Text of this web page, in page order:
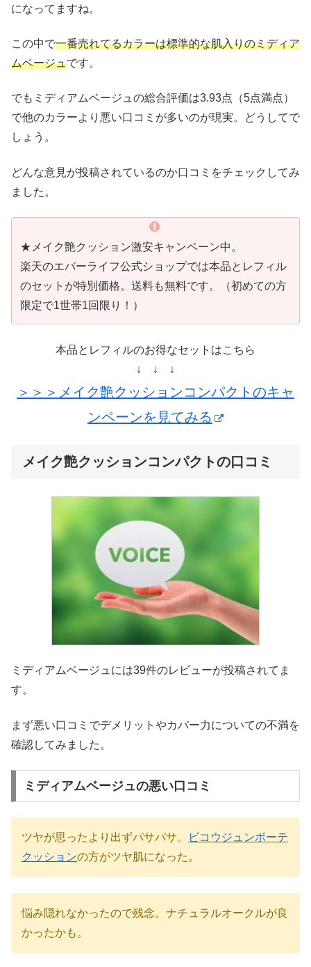
になってますね。
この中で一番売れてるカラーは標準的な肌入りのミディア
ムベージュです。
でもミディアムベージュの総合評価は3.93点（5点満点）
で他のカラーより悪い口コミが多いのが現実。どうしてで
しょう。
どんな意見が投稿されているのか口コミをチェックしてみ
ました。
★メイク艶クッション激安キャンペーン中。
楽天のエバーライフ公式ショップでは本品とレフィル
のセットが特別価格。送料も無料です。（初めての方
限定で1世帯1回限り！）
本品とレフィルのお得なセットはこちら
↓ ↓ ↓
＞＞＞メイク艶クッションコンパクトのキャ
ンペーンを見てみる
メイク艶クッションコンパクトの口コミ
ミディアムベージュには39件のレビューが投稿されてま
す。
まず悪い口コミでデメリットやカバー力についての不満を
確認してみました。
ミディアムベージュの悪い口コミ
ツヤが思ったより出ずパサパサ。
ビコウジュンボーテ
クッションの方がツヤ肌になった。
悩み隠れなかったので残念。ナチュラルオークルが良
かったかも。